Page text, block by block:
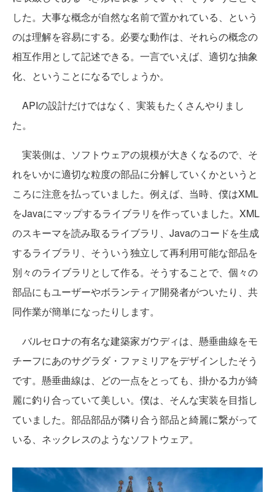
した。大事な概念が自然な名前で置かれている、という
のは理解を容易にする。必要な動作は、それらの概念の
相互作用として記述できる。一言でいえば、適切な抽象
化、ということになるでしょうか。
APIの設計だけではなく、実装もたくさんやりまし
た。
実装側は、ソフトウェアの規模が大きくなるので、そ
れをいかに適切な粒度の部品に分解していくかというと
ころに注意を払っていました。例えば、当時、僕はXML
をJavaにマップするライブラリを作っていました。XML
のスキーマを読み取るライブラリ、Javaのコードを生成
するライブラリ、そういう独立して再利用可能な部品を
別々のライブラリとして作る。そうすることで、個々の
部品にもユーザーやボランティア開発者がついたり、共
同作業が簡単になったりします。
バルセロナの有名な建築家ガウディは、懸垂曲線をモ
チーフにあのサグラダ・ファミリアをデザインしたそう
です。懸垂曲線は、どの一点をとっても、掛かる力が綺
麗に釣り合っていて美しい。僕は、そんな実装を目指し
ていました。部品部品が隣り合う部品と綺麗に繋がって
いる、ネックレスのようなソフトウェア。